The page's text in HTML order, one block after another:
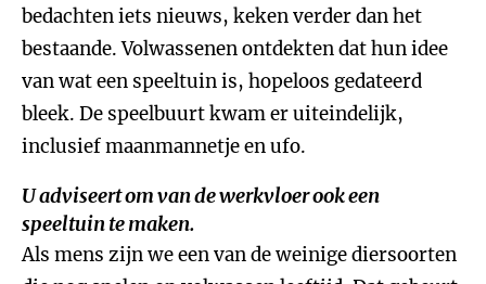
bedachten iets nieuws, keken verder dan het
bestaande. Volwassenen ontdekten dat hun idee
van wat een speeltuin is, hopeloos gedateerd
bleek. De speelbuurt kwam er uiteindelijk,
inclusief maanmannetje en ufo.
U adviseert om van de werkvloer ook een
speeltuin te maken.
Als mens zijn we een van de weinige diersoorten